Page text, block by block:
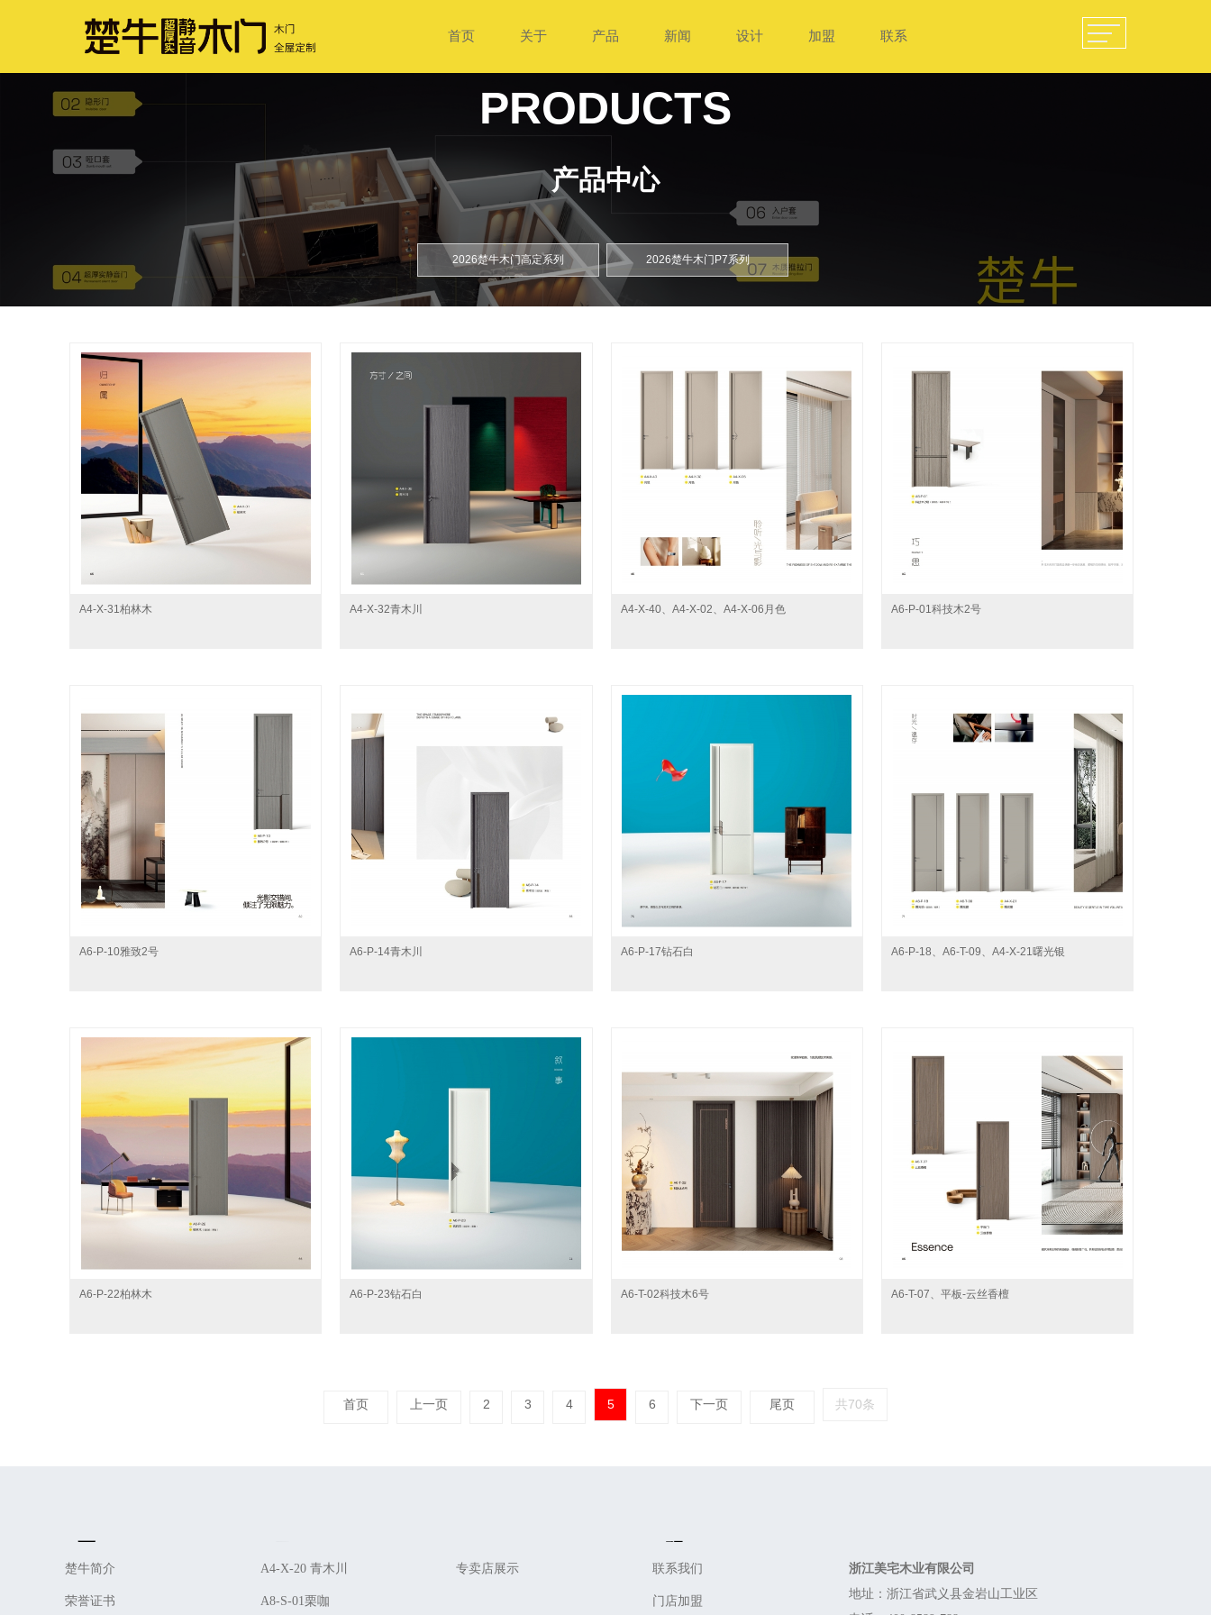
首页 关于 产品 新闻 设计 加盟 联系
PRODUCTS
产品中心
2026楚牛木门高定系列 2026楚牛木门P7系列
A4-X-31柏林木 A4-X-32青木川 A4-X-40、A4-X-02、A4-X-06月色 A6-P-01科技木2号
A6-P-10雅致2号 A6-P-14青木川 A6-P-17钻石白 A6-P-18、A6-T-09、A4-X-21曙光银
A6-P-22柏林木 A6-P-23钻石白 A6-T-02科技木6号 A6-T-07、平板-云丝香檀
首页 上一页 2 3 4 5 6 下一页 尾页 共70条
About Us
楚牛简介
荣誉证书
Product
A4-X-20 青木川
A8-S-01栗咖
Design
专卖店展示 Service
联系我们
门店加盟
Contact
浙江美宅木业有限公司
地址：浙江省武义县金岩山工业区